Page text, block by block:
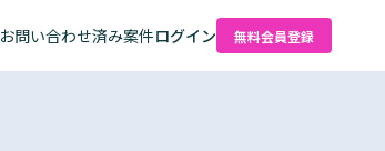
お問い合わせ済み案件ログイン 無料会員登録